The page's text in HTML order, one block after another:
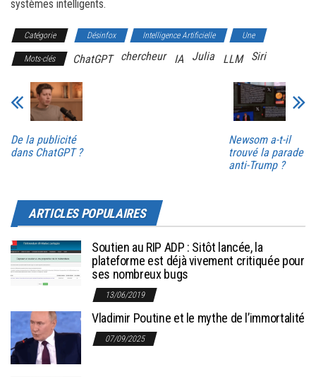
systèmes intelligents.
Catégorie Désinfox Intelligence Artificielle Une
Mots-clés ChatGPT chercheur IA Julia LLM Siri
De la publicité
dans ChatGPT ?
Newsom a-t-il
trouvé la parade
anti-Trump ?
ARTICLES POPULAIRES
Soutien au RIP ADP : Sitôt lancée, la
plateforme est déjà vivement critiquée pour
ses nombreux bugs
13/06/2019
Vladimir Poutine et le mythe de l’immortalité
07/09/2025